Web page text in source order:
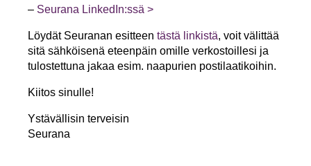
– Seurana LinkedIn:ssä >
Löydät Seuranan esitteen tästä linkistä, voit välittää
sitä sähköisenä eteenpäin omille verkostoillesi ja
tulostettuna jakaa esim. naapurien postilaatikoihin.
Kiitos sinulle!
Ystävällisin terveisin
Seurana